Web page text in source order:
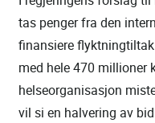
tas penger fra den
finansiere
med hele 470 millioner
helseorganisasjon
vil si en halvering av